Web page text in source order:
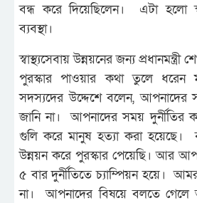
বন্ধ করে দিয়েছিলেন। এটা হলো
ব্যবস্থা।
স্বাস্থ্যসেবায় উন্নয়নের জন্য প্রধানমন্ত্রী
পুরস্কার পাওয়ার কথা তুলে ধরেন
সদস্যদের উদ্দেশে বলেন,
জানি না। আপনাদের সময় দুর্নীতির
গুলি করে মানুষ হত্যা করা হয়েছে।
উন্নয়ন করে পুরস্কার পেয়েছি। আর
৫ বার দুর্নীতিতে চ্যাম্পিয়ন হয়ে।
না। আপনাদের বিষয়ে বলতে